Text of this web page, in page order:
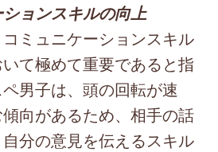
ョンスキルの向上
ミュニケーションスキル
て極めて重要であると指
男子は、頭の回転が速
向があるため、相手の話
分の意見を伝えるスキル